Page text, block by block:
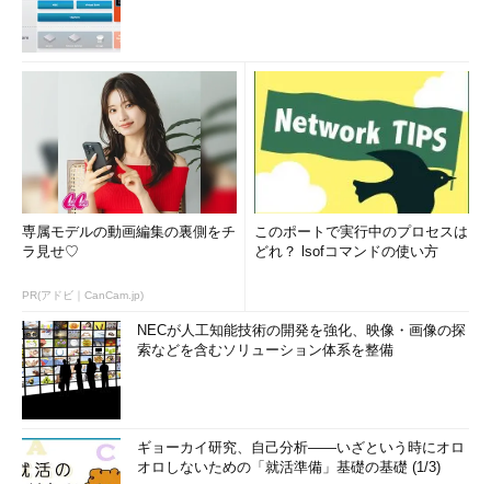
専属モデルの動画編集の裏側をチ
ラ見せ♡
PR(アドビ｜CanCam.jp)
このポートで実行中のプロセスは
どれ？ lsofコマンドの使い方
NECが人工知能技術の開発を強化、映像・画像の探
索などを含むソリューション体系を整備
ギョーカイ研究、自己分析――いざという時にオロ
オロしないための「就活準備」基礎の基礎 (1/3)